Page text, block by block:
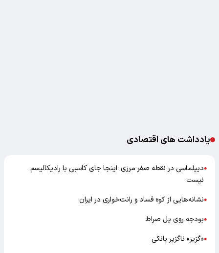
یادداشت های اقتصادی
●دیپلماسی در نقطه صفر مرزی؛ اینجا جای کاسبی با رادیکالیسم
نیست
●نشانه‌هایی از کوه فساد و رانت‌خواری در ایران
●بودجه روی پل صراط
●«گزیر» ناگزیر بانکی